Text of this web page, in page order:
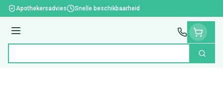
Ga naar de inhoud
Apothekersadvies Snelle beschikbaarheid
Menu
Zoek